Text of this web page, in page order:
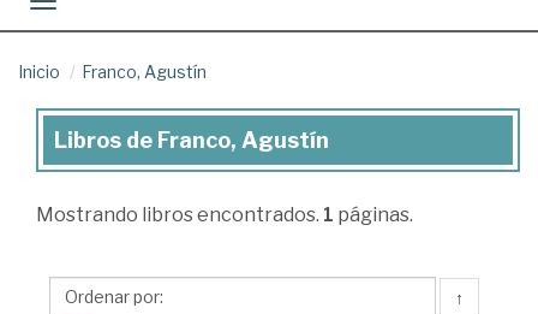
Inicio Franco, Agustín
Libros
Franco,
Libros de Franco, Agustín
Mostrando libros encontrados. 1 páginas.
↑